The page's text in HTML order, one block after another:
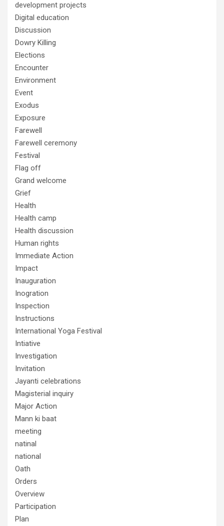
development projects
Digital education
Discussion
Dowry Killing
Elections
Encounter
Environment
Event
Exodus
Exposure
Farewell
Farewell ceremony
Festival
Flag off
Grand welcome
Grief
Health
Health camp
Health discussion
Human rights
Immediate Action
Impact
Inauguration
Inogration
Inspection
Instructions
International Yoga Festival
Intiative
Investigation
Invitation
Jayanti celebrations
Magisterial inquiry
Major Action
Mann ki baat
meeting
natinal
national
Oath
Orders
Overview
Participation
Plan